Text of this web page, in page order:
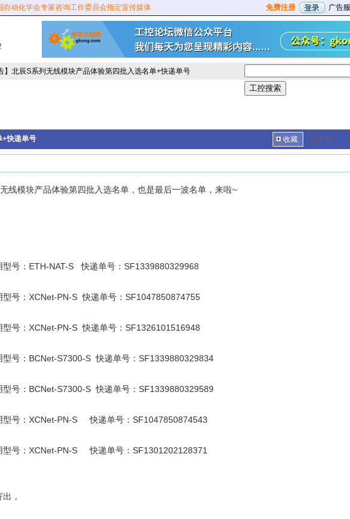
自动化学会专家咨询工作委员会指定宣传媒体 免费注册 广告
】北辰S系列无线模块产品体验第四批入选名单+快递单号
+快递单号 收藏 分享到
线模块产品体验第四批入选名单，也是最后一波名单，来啦~
：ETH-NAT-S 快递单号：SF1339880329968
：XCNet-PN-S 快递单号：SF1047850874755
：XCNet-PN-S 快递单号：SF1326101516948
：BCNet-S7300-S 快递单号：SF1339880329834
BCNet-S7300-S 快递单号：SF1339880329589
：XCNet-PN-S 快递单号：SF1047850874543
XCNet-PN-S 快递单号：SF1301202128371
，